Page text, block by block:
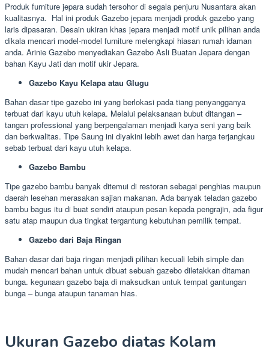
Produk furniture jepara sudah tersohor di segala penjuru Nusantara akan
kualitasnya. Hal ini produk Gazebo jepara menjadi produk gazebo yang
laris dipasaran. Desain ukiran khas jepara menjadi motif unik pilihan anda
dikala mencari model-model furniture melengkapi hiasan rumah idaman
anda. Arinie Gazebo menyediakan Gazebo Asli Buatan Jepara dengan
bahan Kayu Jati dan motif ukir Jepara.
Gazebo Kayu Kelapa atau Glugu
Bahan dasar tipe gazebo ini yang berlokasi pada tiang penyangganya
terbuat dari kayu utuh kelapa. Melalui pelaksanaan bubut ditangan –
tangan professional yang berpengalaman menjadi karya seni yang baik
dan berkwalitas. Tipe Saung ini diyakini lebih awet dan harga terjangkau
sebab terbuat dari kayu utuh kelapa.
Gazebo Bambu
Tipe gazebo bambu banyak ditemui di restoran sebagai penghias maupun
daerah lesehan merasakan sajian makanan. Ada banyak teladan gazebo
bambu bagus itu di buat sendiri ataupun pesan kepada pengrajin, ada figur
satu atap maupun dua tingkat tergantung kebutuhan pemilik tempat.
Gazebo dari Baja Ringan
Bahan dasar dari baja ringan menjadi pilihan kecuali lebih simple dan
mudah mencari bahan untuk dibuat sebuah gazebo diletakkan ditaman
bunga. kegunaan gazebo baja di maksudkan untuk tempat gantungan
bunga – bunga ataupun tanaman hias.
Ukuran Gazebo diatas Kolam